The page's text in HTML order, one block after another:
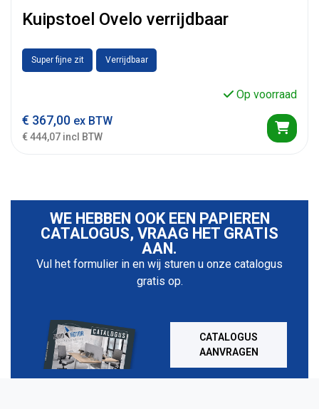
Kuipstoel Ovelo verrijdbaar
Super fijne zit Verrijdbaar
Op voorraad
€ 367,00 ex BTW
€ 444,07 incl BTW
WE HEBBEN OOK EEN PAPIEREN
CATALOGUS, VRAAG HET GRATIS
AAN.
Vul het formulier in en wij sturen u onze catalogus
gratis op.
CATALOGUS
AANVRAGEN